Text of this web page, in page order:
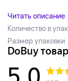
Читать описание
Количество в
Размер упаковки